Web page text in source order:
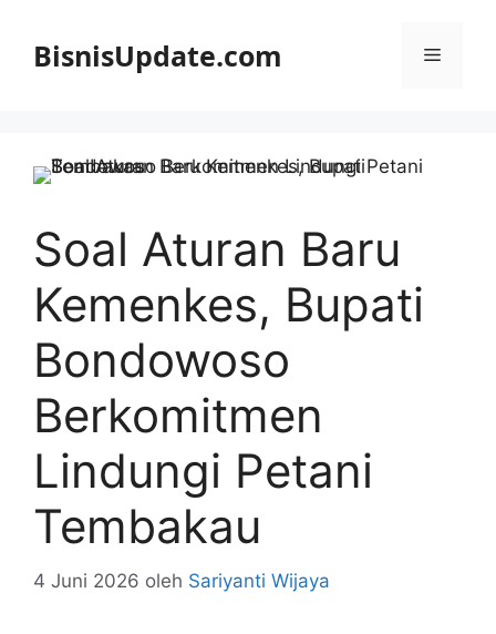
BisnisUpdate.com Menu
Soal Aturan Baru
Kemenkes, Bupati
Bondowoso
Berkomitmen
Lindungi Petani
Tembakau
4 Juni 2026 oleh Sariyanti Wijaya